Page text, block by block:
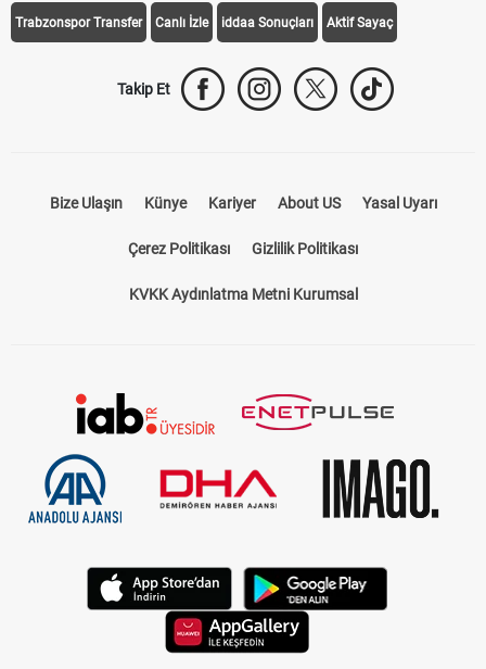
Trabzonspor Transfer Canlı İzle iddaa Sonuçları Aktif Sayaç
Takip Et
Bize Ulaşın Künye Kariyer About US Yasal Uyarı
Çerez Politikası Gizlilik Politikası
KVKK Aydınlatma Metni Kurumsal